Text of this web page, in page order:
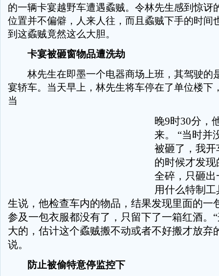
的一辆卡宴越野车遭遇蟊贼。令林先生感到惊讶
位置并不偏僻，人来人往，而且蟊贼下手的时间
到这蟊贼竟然这么大胆。
卡宴被砸窗物品遭洗劫
林先生在即墨一个电器商场上班，其驾驶的
宴轿车。当天早上，林先生将车停在了单位楼下
当
晚9时30分，
来。 “当时并
被砸了，我
的时候才发
全碎，只砸
用什么特制
生说，他检查车内的物品，结果发现里面的一
参及一包衣服都没有了，只留下了一箱红酒。
大的，估计这个蟊贼搬不动或者不好搬才放弃
说。
防止被偷特意停监控下